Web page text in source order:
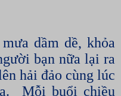
dầm dề, khỏa
bạn nữa lại ra
hải đảo cùng lúc
Mỗi buổi chiều